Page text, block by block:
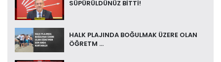
SÜPÜRÜLDÜNÜZ BİTTİ!
HALK PLAJINDA BOĞULMAK ÜZERE OLAN
ÖĞRETM ...